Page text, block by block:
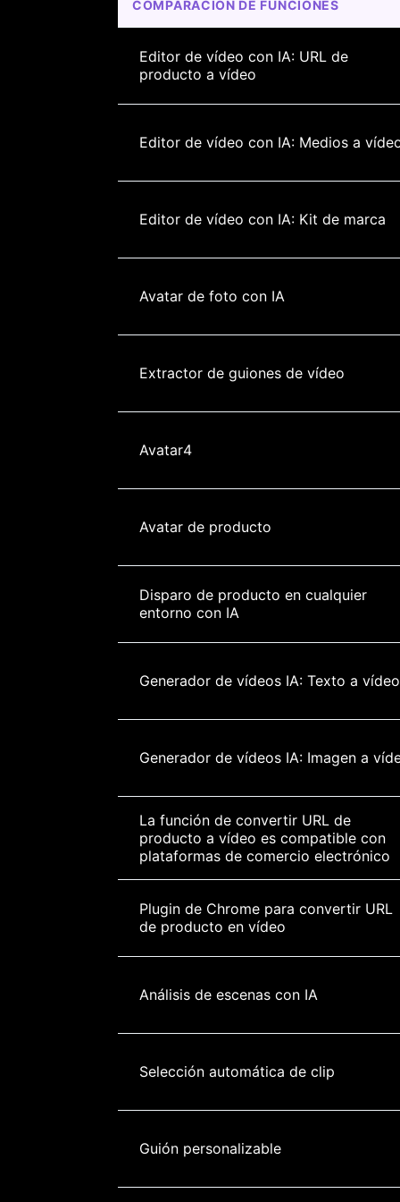
COMPARACIÓN DE FUNCIONES
Editor de vídeo con IA: URL de
producto a vídeo
Editor de vídeo con IA: Medios a
Editor de vídeo con IA: Kit de marca
Avatar de foto con IA
Extractor de guiones de vídeo
Avatar4
Avatar de producto
Disparo de producto en cualquier
entorno con IA
Generador de vídeos IA: Texto a vídeo
Generador de vídeos IA: Imagen a
La función de convertir URL de
producto a vídeo es compatible con
plataformas de comercio electrónico
Plugin de Chrome para convertir URL
de producto en vídeo
Análisis de escenas con IA
Selección automática de clip
Guión personalizable